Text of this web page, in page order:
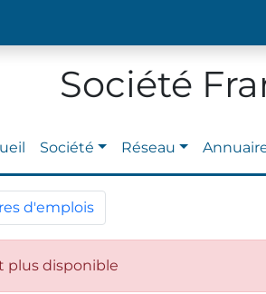
Société
Société Réseau
d'emplois
plus disponible